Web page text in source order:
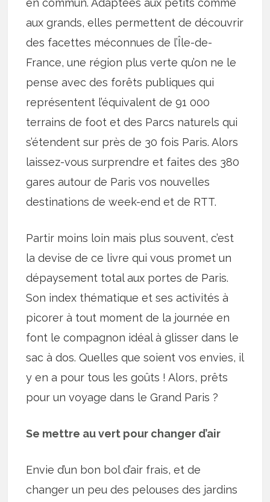
aux grands, elles permettent de découvrir
des facettes méconnues de l’Île-de-
France, une région plus verte qu’on ne le
pense avec des forêts publiques qui
représentent l’équivalent de 91 000
terrains de foot et des Parcs naturels qui
s’étendent sur près de 30 fois Paris. Alors
laissez-vous surprendre et faites des 380
gares autour de Paris vos nouvelles
destinations de week-end et de RTT.
Partir moins loin mais plus souvent, c’est
la devise de ce livre qui vous promet un
dépaysement total aux portes de Paris.
Son index thématique et ses activités à
picorer à tout moment de la journée en
font le compagnon idéal à glisser dans le
sac à dos. Quelles que soient vos envies, il
y en a pour tous les goûts ! Alors, prêts
pour un voyage dans le Grand Paris ?
Se mettre au vert pour changer d’air
Envie d’un bon bol d’air frais, et de
changer un peu des pelouses des jardins